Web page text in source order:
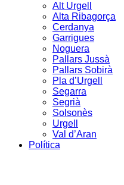
Alt Urgell
Alta Ribagorça
Cerdanya
Garrigues
Noguera
Pallars Jussà
Pallars Sobirà
Pla d’Urgell
Segarra
Segrià
Solsonès
Urgell
Val d’Aran
Política